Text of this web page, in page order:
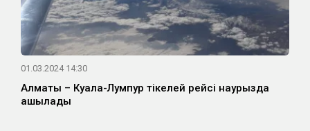
01.03.2024 14:30
Алматы – Куала-Лумпур тікелей рейсі наурызда
ашылады